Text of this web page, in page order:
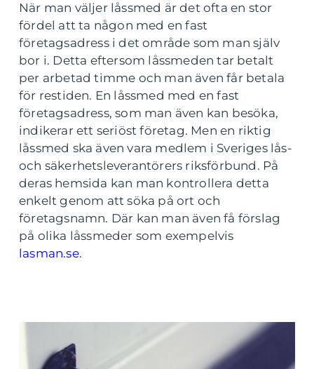
När man väljer låssmed är det ofta en stor
fördel att ta någon med en fast
företagsadress i det område som man själv
bor i. Detta eftersom låssmeden tar betalt
per arbetad timme och man även får betala
för restiden. En låssmed med en fast
företagsadress, som man även kan besöka,
indikerar ett seriöst företag. Men en riktig
låssmed ska även vara medlem i Sveriges lås-
och säkerhetsleverantörers riksförbund. På
deras hemsida kan man kontrollera detta
enkelt genom att söka på ort och
företagsnamn. Där kan man även få förslag
på olika låssmeder som exempelvis
lasman.se.